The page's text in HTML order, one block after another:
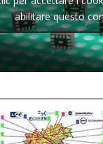
abilitare questo